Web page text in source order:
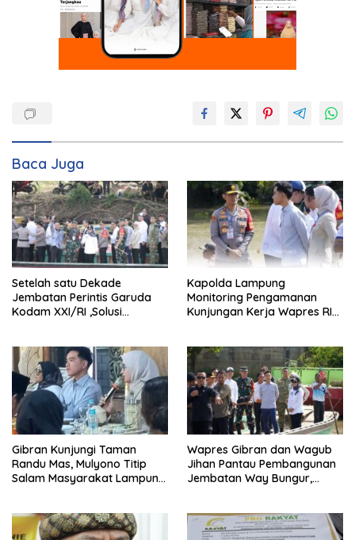
Baca Juga
Setelah satu Dekade
Jembatan Perintis Garuda
Kodam XXI/RI ,Solusi
Kapolda Lampung
Monitoring Pengamanan
Kunjungan Kerja Wapres RI
Gibran Kunjungi Taman
Randu Mas, Mulyono Titip
Salam Masyarakat Lampung
Wapres Gibran dan Wagub
Jihan Pantau Pembangunan
Jembatan Way Bungur,